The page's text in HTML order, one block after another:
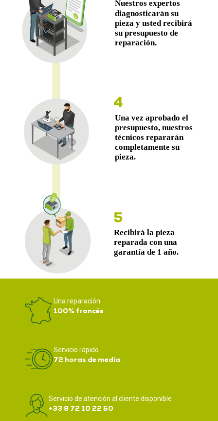
Una reparación
100% francés
Servicio rápido
72 horas de media
Servicio de atención al cliente disponible
+33 9 72 10 22 50